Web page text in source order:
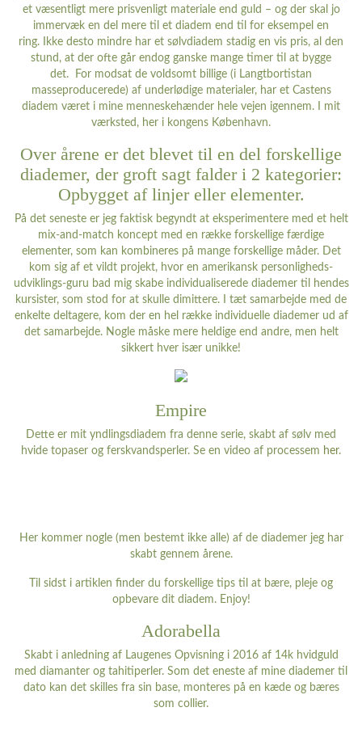
et væsentligt mere prisvenligt materiale end guld – og der skal jo
immervæk en del mere til et diadem end til for eksempel en
ring. Ikke desto mindre har et sølvdiadem stadig en vis pris, al den
stund, at der ofte går endog ganske mange timer til at bygge
det. For modsat de voldsomt billige (i Langtbortistan
masseproducerede) af underlødige materialer, har et Castens
diadem været i mine menneskehænder hele vejen igennem. I mit
værksted, her i kongens København.
Over årene er det blevet til en del forskellige
diademer, der groft sagt falder i 2 kategorier:
Opbygget af linjer eller elementer.
På det seneste er jeg faktisk begyndt at eksperimentere med et helt
mix-and-match koncept med en række forskellige færdige
elementer, som kan kombineres på mange forskellige måder. Det
kom sig af et vildt projekt, hvor en amerikansk personligheds-
udviklings-guru bad mig skabe individualiserede diademer til hendes
kursister, som stod for at skulle dimittere. I tæt samarbejde med de
enkelte deltagere, kom der en hel række individuelle diademer ud af
det samarbejde. Nogle måske mere heldige end andre, men helt
sikkert hver især unikke!
Empire
Dette er mit yndlingsdiadem fra denne serie, skabt af sølv med
hvide topaser og ferskvandsperler. Se en video af processem her.
Her kommer nogle (men bestemt ikke alle) af de diademer jeg har
skabt gennem årene.
Til sidst i artiklen finder du forskellige tips til at bære, pleje og
opbevare dit diadem. Enjoy!
Adorabella
Skabt i anledning af Laugenes Opvisning i 2016 af 14k hvidguld
med diamanter og tahitiperler. Som det eneste af mine diademer til
dato kan det skilles fra sin base, monteres på en kæde og bæres
som collier.